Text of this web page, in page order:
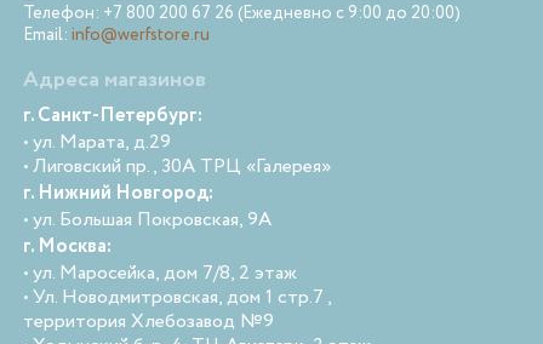
Телефон: +7 800 200 67 26 (Ежедневно с 9:00 до 20:00)
Email: info@werfstore.ru
Адреса магазинов
г. Санкт-Петербург:
• ул. Марата, д.29
• Лиговский пр., 30А ТРЦ «Галерея»
г. Нижний Новгород:
• ул. Большая Покровская, 9А
г. Москва:
• ул. Маросейка, дом 7/8, 2 этаж
• Ул. Новодмитровская, дом 1 стр.7 ,
территория Хлебозавод №9